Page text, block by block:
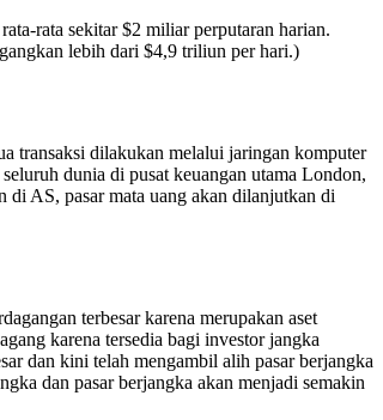
rata sekitar $2 miliar perputaran harian.
lebih dari $4,9 triliun per hari.)
transaksi dilakukan melalui jaringan komputer
dunia di pusat keuangan utama London,
AS, pasar mata uang akan dilanjutkan di
terbesar karena merupakan aset
karena tersedia bagi investor jangka
dan kini telah mengambil alih pasar berjangka
dan pasar berjangka akan menjadi semakin